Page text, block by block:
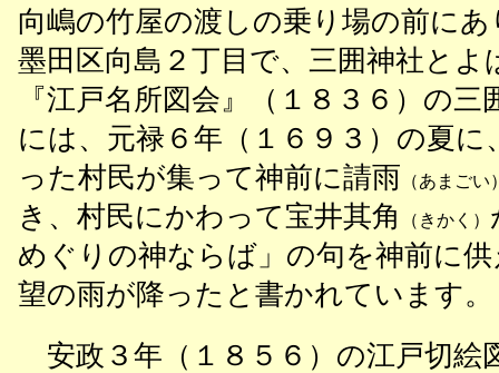
向嶋の竹屋の渡しの乗り場の前に
墨田区向島２丁目で、三囲神社とよ
『江戸名所図会』（１８３６）の
には、元禄６年（１６９３）の夏に
った村民が集って神前に請雨 （あまごい
き、村民にかわって宝井其角 （きかく）
めぐりの神ならば」の句を神前に
望の雨が降ったと書かれています。
安政３年（１８５６）の江戸切絵